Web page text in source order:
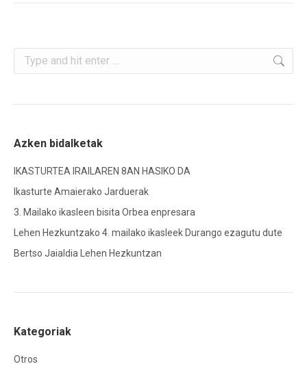
Search:
Azken bidalketak
IKASTURTEA IRAILAREN 8AN HASIKO DA
Ikasturte Amaierako Jarduerak
3. Mailako ikasleen bisita Orbea enpresara
Lehen Hezkuntzako 4. mailako ikasleek Durango ezagutu dute
Bertso Jaialdia Lehen Hezkuntzan
Kategoriak
Otros